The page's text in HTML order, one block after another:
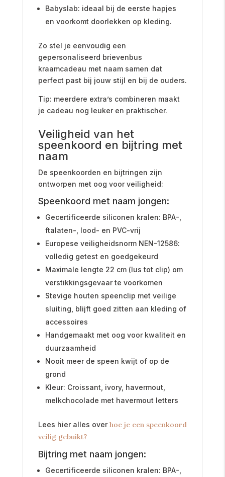
Babyslab: ideaal bij de eerste hapjes
en voorkomt doorlekken op kleding.
Zo stel je eenvoudig een
gepersonaliseerd brievenbus
kraamcadeau met naam samen dat
perfect past bij jouw stijl en bij de ouders.
Tip: meerdere extra’s combineren maakt
je cadeau nog leuker en praktischer.
Veiligheid van het
speenkoord en bijtring met
naam
De speenkoorden en bijtringen zijn
ontworpen met oog voor veiligheid:
Speenkoord met naam jongen:
Gecertificeerde siliconen kralen: BPA-,
ftalaten-, lood- en PVC-vrij
Europese veiligheidsnorm NEN-12586:
volledig getest en goedgekeurd
Maximale lengte 22 cm (lus tot clip) om
verstikkingsgevaar te voorkomen
Stevige houten speenclip met veilige
sluiting, blijft goed zitten aan kleding of
accessoires
Handgemaakt met oog voor kwaliteit en
duurzaamheid
Nooit meer de speen kwijt of op de
grond
Kleur: Croissant, ivory, havermout,
melkchocolade met havermout letters
Lees hier alles overhoe je een speenkoord
veilig gebuikt?
Bijtring met naam jongen:
Gecertificeerde siliconen kralen: BPA-,